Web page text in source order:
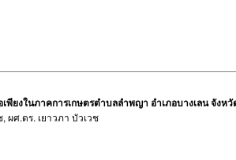
พียงในภาคการเกษตรตำบลลำพญา อำเภอบางเลน จังห
ผศ.ดร. เยาวภา บัวเวช